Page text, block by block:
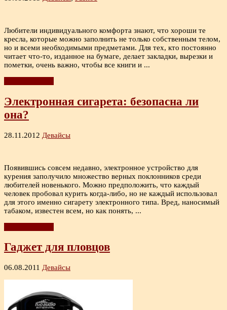
Любители индивидуального комфорта знают, что хороши те
кресла, которые можно заполнить не только собственным телом,
но и всеми необходимыми предметами. Для тех, кто постоянно
читает что-то, изданное на бумаге, делает закладки, вырезки и
пометки, очень важно, чтобы все книги и ...
Электронная сигарета: безопасна ли
она?
28.11.2012 Девайсы
Появившись совсем недавно, электронное устройство для
курения заполучило множество верных поклонников среди
любителей новенького. Можно предположить, что каждый
человек пробовал курить когда-либо, но не каждый использовал
для этого именно сигарету электронного типа. Вред, наносимый
табаком, известен всем, но как понять, ...
Гаджет для пловцов
06.08.2011 Девайсы